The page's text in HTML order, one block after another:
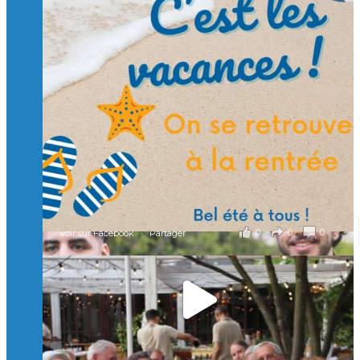
Charger plus Suivre sur Instagram
🙏 Soutenez l’Isep via la taxe d’apprentissage 2026
et contribuons ensemble à former les générations
d’ingénieurs de demain. 🙏
Merci à tous !
🎯 Taxe d’apprentissage 2026 : avec l'Isep, investissez pour
un numérique au service de l'humain !
À l’Isep, nous formons des ingénieurs, des bachelors, des
Mastères Spécialisés, qui allient excellence technologique et
valeurs humaines, au cœur de notre pro
...Voir plus
il y a 2 mois
0 0 0
Voir sur Facebook · Partager
🚀Afterwork à Genève 🚀
🥳 Le 22 avril dernier, 14 Alumni vivant / travaillant
en Suisse ont partagé un moment convivial de
retrouvailles et d'échanges !